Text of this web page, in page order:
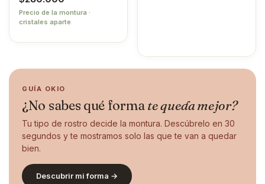
Precio de la montura ·
cristales aparte
GUÍA OKIO
¿No sabes qué formate queda mejor?
Tu tipo de rostro decide la montura. Descúbrelo en 30
segundos y te mostramos solo las que te van a quedar
bien.
Descubrir mi forma →